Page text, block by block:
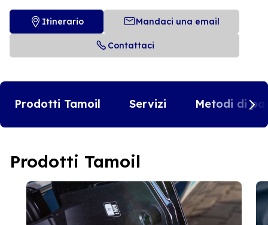
Itinerario Mandaci una email
Contattaci
Prodotti Tamoil Servizi Metodi di
Prodotti Tamoil